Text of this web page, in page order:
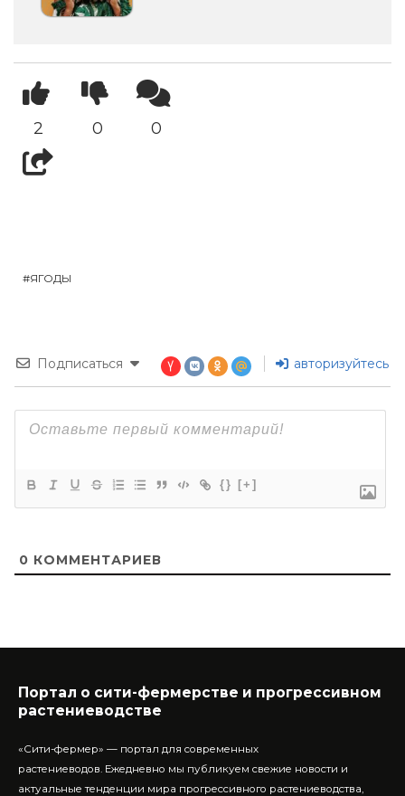
2 0 0
ЯГОДЫ
Подписаться авторизуйтесь
{} [+]
0 КОММЕНТАРИЕВ
Портал о сити-фермерстве и прогрессивном
растениеводстве
«Сити-фермер» — портал для современных
растениеводов. Ежедневно мы публикуем свежие новости и
актуальные тенденции мира прогрессивного растениеводства,